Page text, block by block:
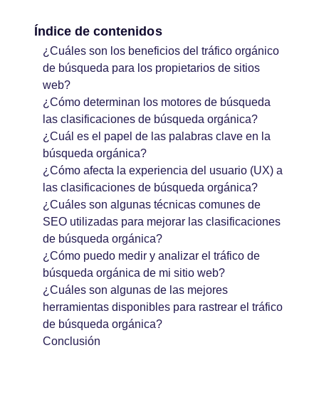
Índice de contenidos
¿Cuáles son los beneficios del tráfico orgánico
de búsqueda para los propietarios de sitios
web?
¿Cómo determinan los motores de búsqueda
las clasificaciones de búsqueda orgánica?
¿Cuál es el papel de las palabras clave en la
búsqueda orgánica?
¿Cómo afecta la experiencia del usuario (UX) a
las clasificaciones de búsqueda orgánica?
¿Cuáles son algunas técnicas comunes de
SEO utilizadas para mejorar las clasificaciones
de búsqueda orgánica?
¿Cómo puedo medir y analizar el tráfico de
búsqueda orgánica de mi sitio web?
¿Cuáles son algunas de las mejores
herramientas disponibles para rastrear el tráfico
de búsqueda orgánica?
Conclusión